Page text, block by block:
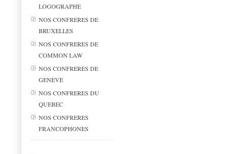
LOGOGRAPHE
NOS CONFRERES DE
BRUXELLES
NOS CONFRERES DE
COMMON LAW
NOS CONFRERES DE
GENEVE
NOS CONFRERES DU
QUEBEC
NOS CONFRERES
FRANCOPHONES